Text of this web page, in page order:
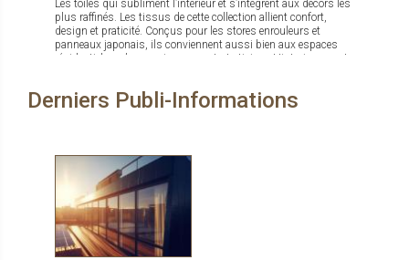
Les toiles qui subliment l’intérieur et s’intègrent aux décors les
plus raffinés. Les tissus de cette collection allient confort,
design et praticité. Conçus pour les stores enrouleurs et
panneaux japonais, ils conviennent aussi bien aux espaces
résidentiels qu’aux environnements tertiaires. Historiquement
son offre avec la gamme Decorative, qui associe esthétique
propose ainsi bien plus que des solutions fonctionnelles : de
véritables inspirations pour sublimer les intérieurs.
Derniers Publi-Informations